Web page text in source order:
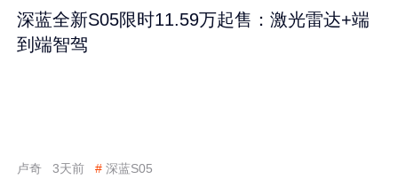
深蓝全新S05限时11.59万起售：激光雷达+端
到端智驾
卢奇 3天前 # 深蓝S05